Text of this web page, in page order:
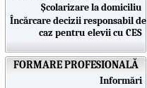
Școlarizare la domiciliu
Încărcare decizii responsabil de
caz pentru elevii cu CES
FORMARE PROFESIONALĂ
Informări